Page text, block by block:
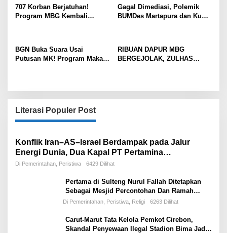
707 Korban Berjatuhan!
Program MBG Kembali
Dipertanyakan
Gagal Dimediasi, Polemik
BUMDes Martapura dan Kuwu
BGN Buka Suara Usai
Putusan MK! Program Makan
RIBUAN DAPUR MBG
BERGEJOLAK, ZULHAS
Literasi Populer Post
Konflik Iran–AS–Israel Berdampak pada Jalur
Energi Dunia, Dua Kapal PT Pertamina
International Shipping Tertahan di Selat Hormuz
Di Pemerintahan, Peristiwa 6429 Dilihat
Pertama di Sulteng Nurul Fallah Ditetapkan
Sebagai Mesjid Percontohan Dan Ramah
Musafir.
Di Pemerintahan, Peristiwa, Religi 6263 Dilihat
Carut-Marut Tata Kelola Pemkot Cirebon,
Skandal Penyewaan Ilegal Stadion Bima Jadi